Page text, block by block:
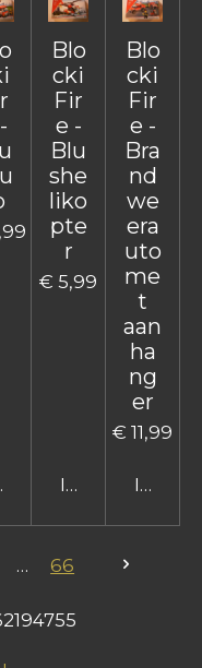
winkelwagen
Blo
cki
Fir
e -
Blu
she
liko
pte
r
€ 5,99
In
Blo
cki
Fir
e -
Bra
nd
we
era
uto
me
t
aan
ha
ng
er
€ 11,99
In
66